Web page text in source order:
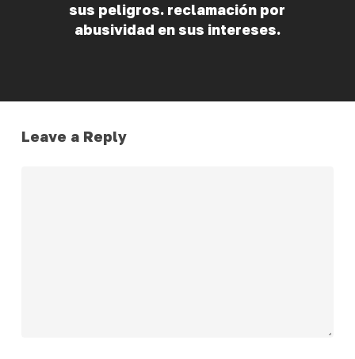
sus peligros. reclamación por
abusividad en sus intereses.
Leave a Reply